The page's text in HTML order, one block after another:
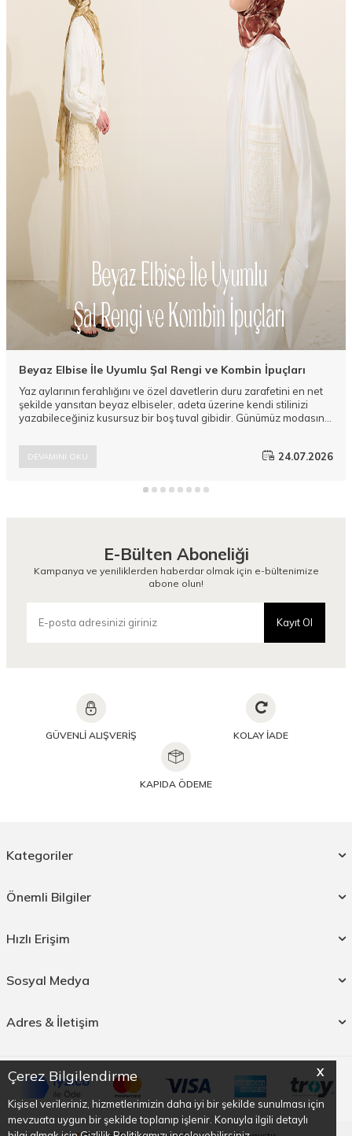
X
Çerez Bilgilendirme
Kişisel verileriniz, hizmetlerimizin daha iyi bir şekilde sunulması için
mevzuata uygun bir şekilde toplanıp işlenir. Konuyla ilgili detaylı
Beyaz Elbise İle Uyumlu Şal Rengi ve Kombin İpuçları
Yaz aylarının ferahlığını ve özel davetlerin duru zarafetini en net
şekilde yansıtan beyaz elbiseler, adeta üzerine kendi stilinizi
yazabileceğiniz kusursuz bir boş tuval gibidir. Günümüz modasının
katmak ise tamamen doğru aksesuar eşleşmelerinden geçer.
Camellia Scarfs koleksiyonlarında yer alan modern ve
yenilikçi Şal modelleri, duru şıklığınızı zirveye taşıyacak pürüzsüz
DEVAMINI OKU 24.07.2026
E-Bülten Aboneliği
Kampanya ve yeniliklerden haberdar olmak için e-bültenimize
abone olun!
Kayıt Ol
GÜVENLİ ALIŞVERİŞ KOLAY İADE
KAPIDA ÖDEME
Adres & İletişim
Sosyal Medya
Kategoriler
Önemli Bilgiler
Hızlı Erişim